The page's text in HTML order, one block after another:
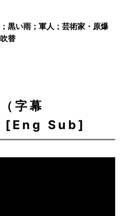
黒い雨；軍人；芸術家・原爆
替
字幕
[Eng Sub]